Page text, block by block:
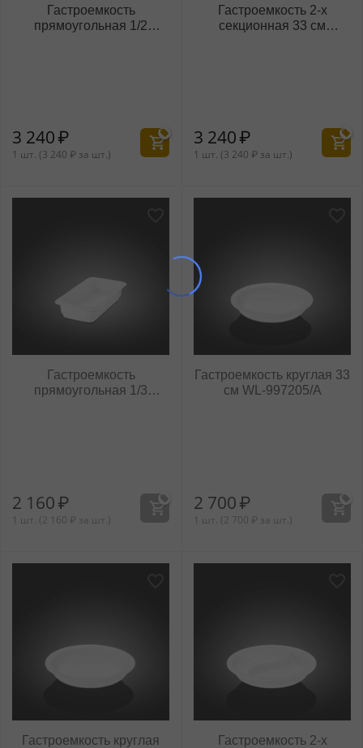
Гастроемкость
прямоугольная 1/2
3 240₽
1 шт. (3 240 ₽ за шт.)
Гастроемкость 2-х
секционная 33 см
3 240₽
1 шт. (3 240 ₽ за шт.)
Гастроемкость
прямоугольная 1/3
2 160₽
1 шт. (2 160 ₽ за шт.)
Гастроемкость круглая 33
см WL‑997205/A
2 700₽
1 шт. (2 700 ₽ за шт.)
Гастроемкость круглая
Гастроемкость 2-х